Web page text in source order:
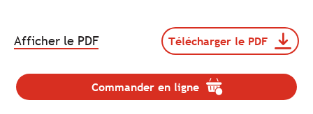
Afficher le PDF.
Le
va
s'ouvrir
Télécharger le PDF
Télécharger
le
document
(format
Commander en ligne
.
Le